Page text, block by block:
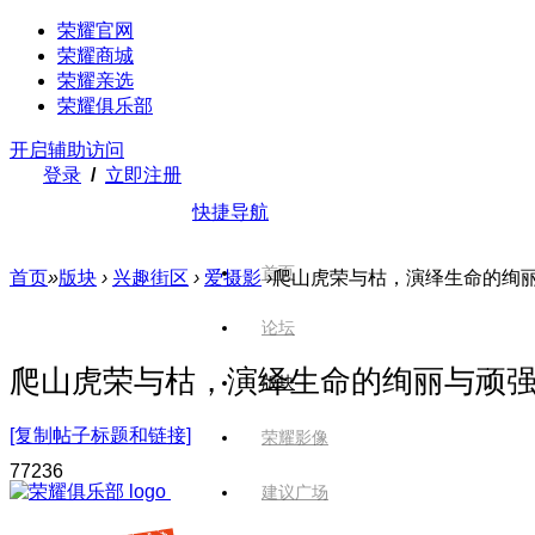
荣耀官网
荣耀商城
荣耀亲选
荣耀俱乐部
开启辅助访问
登录 / 立即注册
快捷导航
首页
论坛
版块
荣耀影像
建议广场
首页»版块 › 兴趣街区 › 爱摄影 ›爬山虎荣与枯，演绎生命的绚
爬山虎荣与枯，演绎生命的绚丽与顽强
[复制帖子标题和链接]
77236